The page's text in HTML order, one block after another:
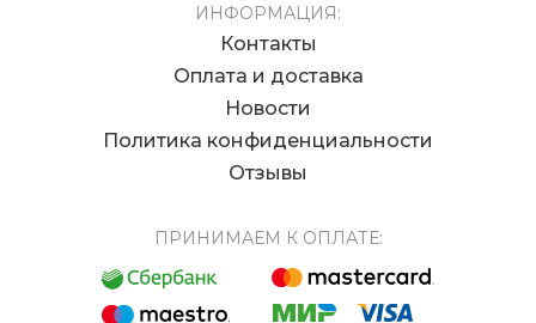
ИНФОРМАЦИЯ:
Контакты
Оплата и доставка
Новости
Политика конфиденциальности
Отзывы
ПРИНИМАЕМ К ОПЛАТЕ: